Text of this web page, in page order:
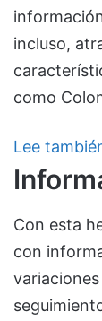
incluso,
como
Lee
Con esta
con